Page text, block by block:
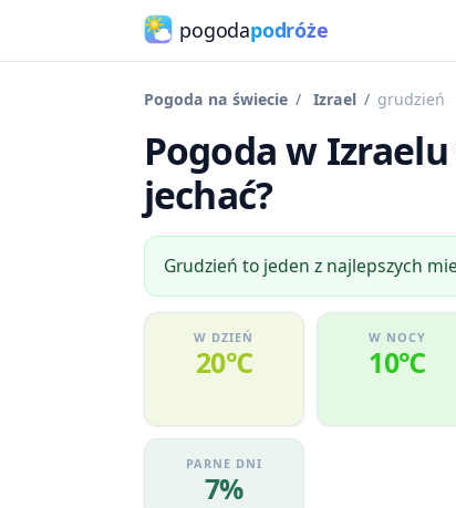
pogodapodróże
Pogoda na świecie Izrael grudzień
Pogoda w
jechać?
Grudzień to jeden z najlepszych
W DZIEŃ
20℃
W NOCY
10℃
PARNE DNI
7%